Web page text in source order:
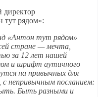
директор
тут рядом»:
«Антон тут рядом»
стране — мечта,
за 12 лет нашей
и шрифт аутичного
на привычных для
непривычным посланием:
Быть разными и